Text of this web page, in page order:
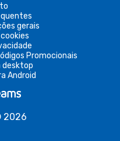
gerais
Promocionais
desktop
Android
2026